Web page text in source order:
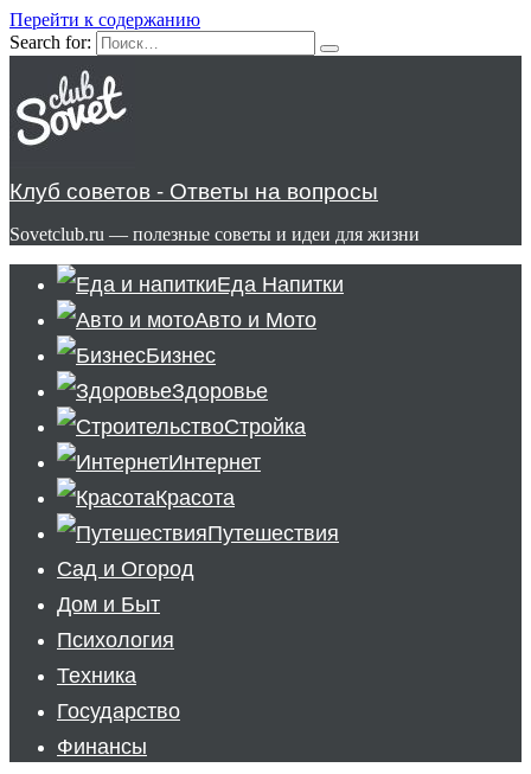
Перейти к содержанию
Search for:
Клуб советов - Ответы на вопросы
Sovetclub.ru — полезные советы и идеи для жизни
Еда Напитки
Авто и Мото
Бизнес
Здоровье
Стройка
Интернет
Красота
Путешествия
Сад и Огород
Дом и Быт
Психология
Техника
Государство
Финансы